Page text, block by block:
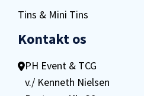
Tins & Mini Tins
Kontakt os
PH Event & TCG
v./ Kenneth Nielsen